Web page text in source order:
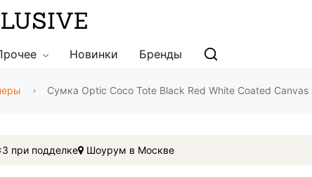
Новинки Бренды
Сумка Optic Coco Tote Black Red White Coated Canvas
при подделке Шоурум в Москве